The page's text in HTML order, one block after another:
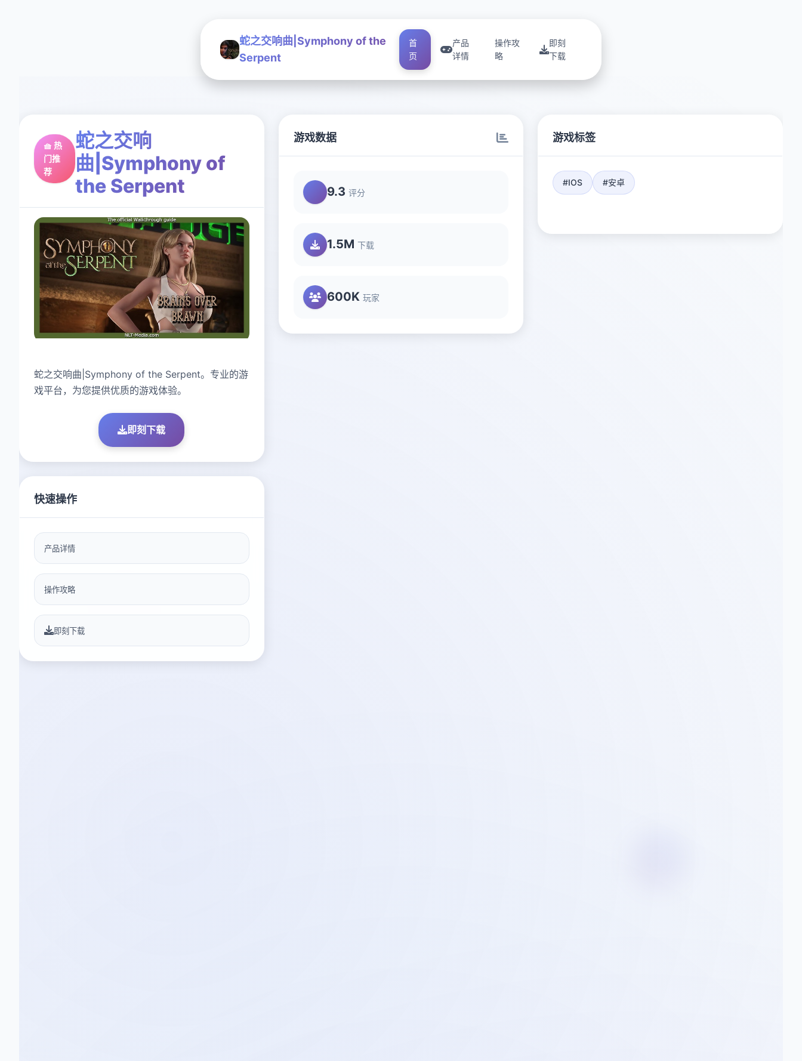
蛇之交响曲|Symphony of the
Serpent
首
页
产品
详情
操作攻
略
即刻
下载
🧺 热
门推
荐
蛇之交响
曲|Symphony of
the Serpent
蛇之交响曲|Symphony of the Serpent。专业的游
戏平台，为您提供优质的游戏体验。
即刻下载
游戏数据
9.3 评分
1.5M 下载
600K 玩家
游戏标签
#IOS #安卓
快速操作
产品详情
操作攻略
即刻下载